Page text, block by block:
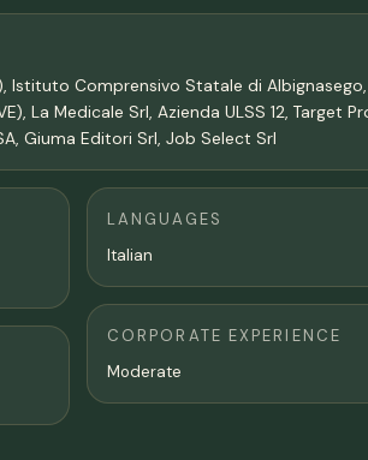
Istituto Comprensivo Statale di
La Medicale Srl, Azienda ULSS 12, Target
Giuma Editori Srl, Job Select Srl
LANGUAGES
Italian
CORPORATE EXPERIENCE
Moderate